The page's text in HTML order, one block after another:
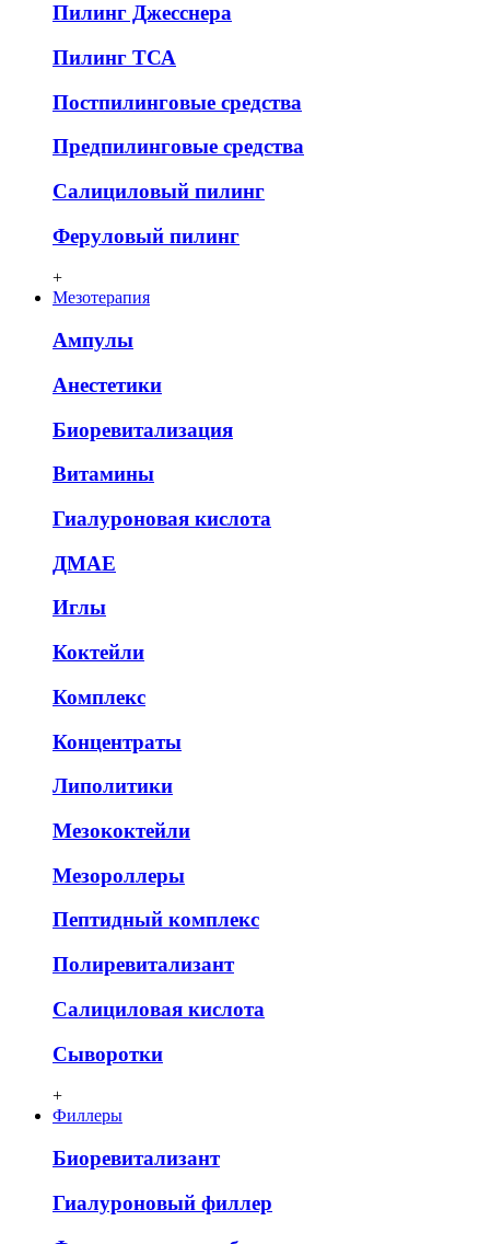
Пилинг Джесснера
Пилинг ТСА
Постпилинговые средства
Предпилинговые средства
Салициловый пилинг
Феруловый пилинг
+
Мезотерапия
Ампулы
Анестетики
Биоревитализация
Витамины
Гиалуроновая кислота
ДМАЕ
Иглы
Коктейли
Комплекс
Концентраты
Липолитики
Мезококтейли
Мезороллеры
Пептидный комплекс
Полиревитализант
Салициловая кислота
Сыворотки
+
Филлеры
Биоревитализант
Гиалуроновый филлер